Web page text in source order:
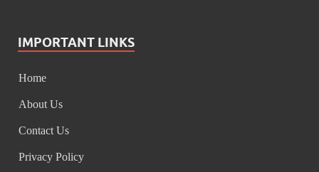
IMPORTANT LINKS
Home
About Us
Contact Us
Privacy Policy